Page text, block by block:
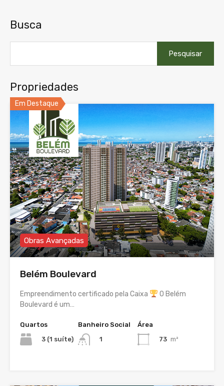
Busca
por:
Propriedades
Em Destaque
Obras Avançadas
Belém Boulevard
Empreendimento certificado pela Caixa
O Belém
Boulevard é um…
Quartos
3 (1 suíte)
Banheiro Social
1
Área
73 m²